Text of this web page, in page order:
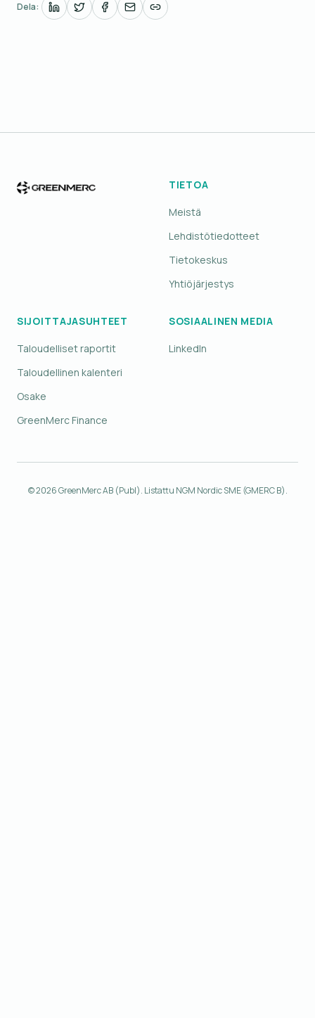
Dela:
TIETOA
Meistä
Lehdistötiedotteet
Tietokeskus
Yhtiöjärjestys
SIJOITTAJASUHTEET
Taloudelliset raportit
Taloudellinen kalenteri
Osake
GreenMerc Finance
SOSIAALINEN MEDIA
LinkedIn
© 2026 GreenMerc AB (Publ). Listattu NGM Nordic SME (GMERC B).